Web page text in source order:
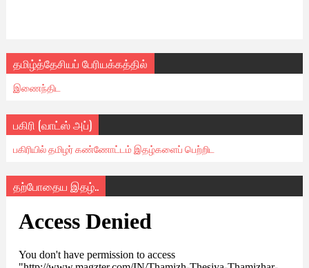
தமிழ்த்தேசியப் பேரியக்கத்தில்
இணைந்திட
பகிரி (வாட்ஸ் அப்)
பகிரியில் தமிழர் கண்ணோட்டம் இதழ்களைப் பெற்றிட
தற்போதைய இதழ்..